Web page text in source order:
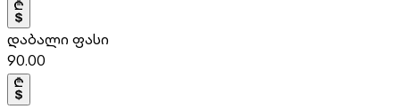
დაბალი ფასი
90.00